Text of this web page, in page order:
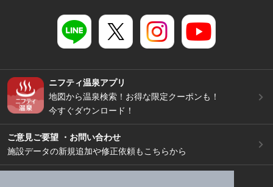
ニフティ温泉アプリ
地図から温泉検索！お得な限定クーポンも！
今すぐダウンロード！
ご意見ご要望 ・お問い合わせ
施設データの新規追加や修正依頼もこちらから